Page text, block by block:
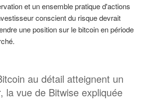
et un ensemble pratique d'actions
conscient du risque devrait
une position sur le bitcoin en période
au détail atteignent un
la vue de Bitwise expliquée